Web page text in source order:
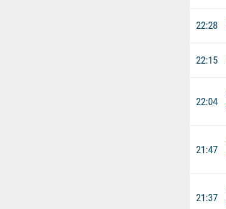
22:28
22:15
22:04
21:47
21:37